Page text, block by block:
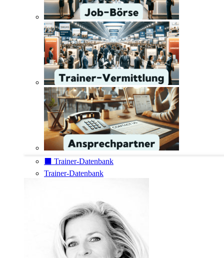
⬛️ Trainer-Datenbank
Trainer-Datenbank